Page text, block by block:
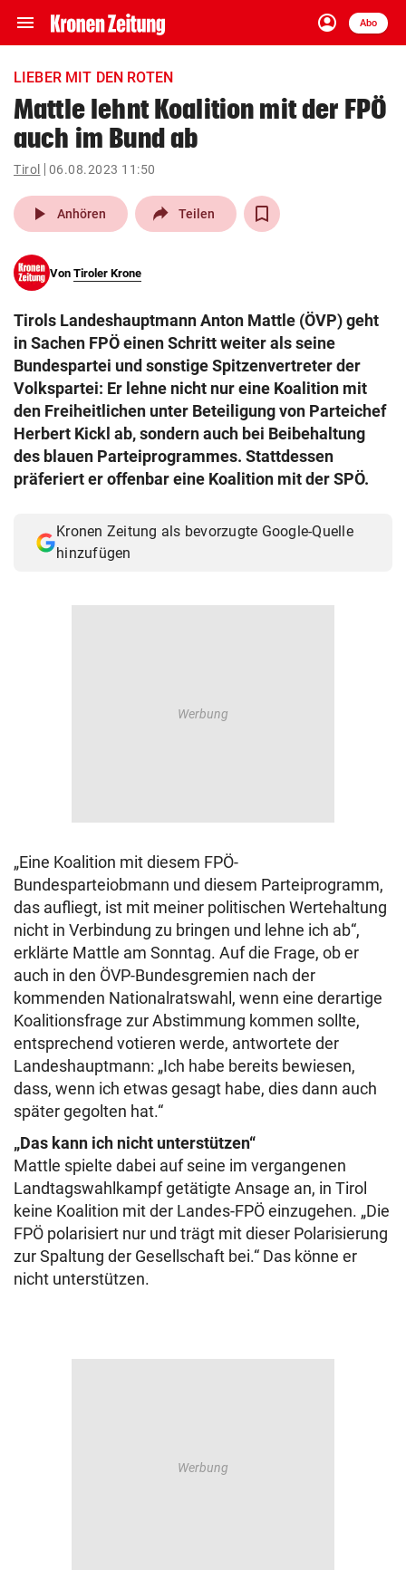
menu Navigation
ein-/ausklappen
account_circle
Anmelden
Abo
close Schließen
account_circle Anmelden
pin_drop
Wien arrow_right
search
eingeben
© Krone Multimedia GmbH & Co KG 2026
Muthgasse 2, 1190 Wien
LIEBER MIT DEN ROTEN
Mattle lehnt Koalition mit der FPÖ
auch im Bund ab
Tirol 06.08.2023 11:50
play_arrow Anhören Teilen
Von Tiroler Krone
Tirols Landeshauptmann Anton Mattle (ÖVP) geht
in Sachen FPÖ einen Schritt weiter als seine
Bundespartei und sonstige Spitzenvertreter der
Volkspartei: Er lehne nicht nur eine Koalition mit
den Freiheitlichen unter Beteiligung von Parteichef
Herbert Kickl ab, sondern auch bei Beibehaltung
des blauen Parteiprogrammes. Stattdessen
präferiert er offenbar eine Koalition mit der SPÖ.
Kronen Zeitung als bevorzugte Google-Quelle
hinzufügen
„Eine Koalition mit diesem FPÖ-
Bundesparteiobmann und diesem Parteiprogramm,
das aufliegt, ist mit meiner politischen Wertehaltung
nicht in Verbindung zu bringen und lehne ich ab“,
erklärte Mattle am Sonntag. Auf die Frage, ob er
auch in den ÖVP-Bundesgremien nach der
kommenden Nationalratswahl, wenn eine derartige
Koalitionsfrage zur Abstimmung kommen sollte,
entsprechend votieren werde, antwortete der
Landeshauptmann: „Ich habe bereits bewiesen,
dass, wenn ich etwas gesagt habe, dies dann auch
später gegolten hat.“
„Das kann ich nicht unterstützen“
Mattle spielte dabei auf seine im vergangenen
Landtagswahlkampf getätigte Ansage an, in Tirol
keine Koalition mit der Landes-FPÖ einzugehen. „Die
FPÖ polarisiert nur und trägt mit dieser Polarisierung
zur Spaltung der Gesellschaft bei.“ Das könne er
nicht unterstützen.